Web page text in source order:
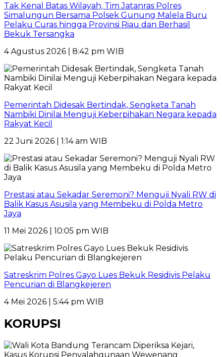
Tak Kenal Batas Wilayah, Tim Jatanras Polres
Simalungun Bersama Polsek Gunung Malela Buru
Pelaku Curas hingga Provinsi Riau dan Berhasil
Bekuk Tersangka
4 Agustus 2026 | 8:42 pm WIB
Pemerintah Didesak Bertindak, Sengketa Tanah
Nambiki Dinilai Menguji Keberpihakan Negara kepada
Rakyat Kecil
22 Juni 2026 | 1:14 am WIB
Prestasi atau Sekadar Seremoni? Menguji Nyali RW di
Balik Kasus Asusila yang Membeku di Polda Metro
Jaya
11 Mei 2026 | 10:05 pm WIB
Satreskrim Polres Gayo Lues Bekuk Residivis Pelaku
Pencurian di Blangkejeren
4 Mei 2026 | 5:44 pm WIB
KORUPSI